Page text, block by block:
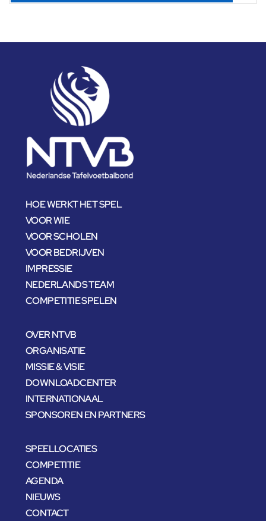
HOE WERKT HET SPEL
VOOR WIE
VOOR SCHOLEN
VOOR BEDRIJVEN
IMPRESSIE
NEDERLANDS TEAM
COMPETITIE SPELEN
OVER NTVB
ORGANISATIE
MISSIE & VISIE
DOWNLOADCENTER
INTERNATIONAAL
SPONSOREN EN PARTNERS
SPEELLOCATIES
COMPETITIE
AGENDA
NIEUWS
CONTACT